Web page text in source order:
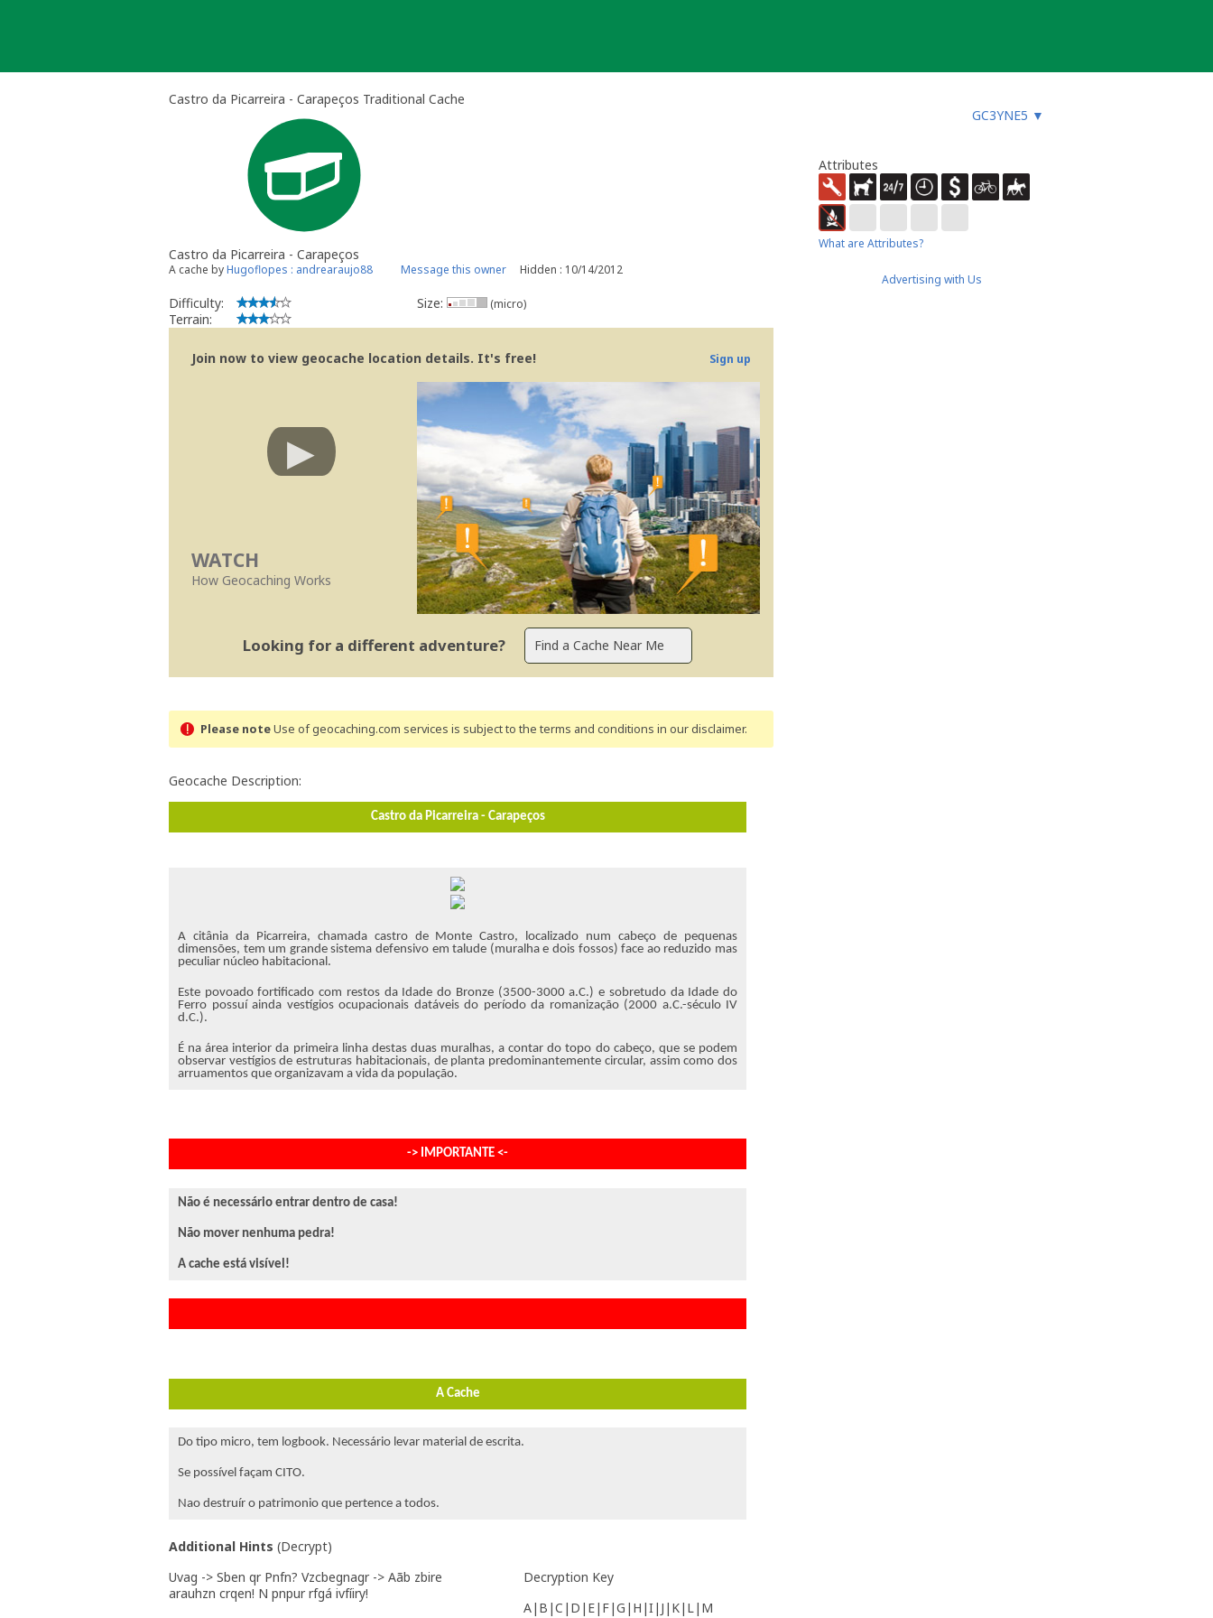
Castro da Picarreira - Carapeços Traditional Cache
GC3YNE5 ▼
Castro da Picarreira - Carapeços
A cache byHugoflopes : andrearaujo88 Message this owner Hidden : 10/14/2012
Difficulty:
Terrain:
Size: (micro)
Join now to view geocache location details. It's free! Sign up
WATCH
How Geocaching Works
Looking for a different adventure?
Please noteUse of geocaching.com services is subject to the terms and conditions in our disclaimer.
Geocache Description:
Castro da Picarreira - Carapeços
A citânia da Picarreira, chamada castro de Monte Castro, localizado num cabeço de pequenas
dimensões, tem um grande sistema defensivo em talude (muralha e dois fossos) face ao reduzido mas
peculiar núcleo habitacional.
Este povoado fortificado com restos da Idade do Bronze (3500-3000 a.C.) e sobretudo da Idade do
Ferro possuí ainda vestígios ocupacionais datáveis do período da romanização (2000 a.C.-século IV
d.C.).
É na área interior da primeira linha destas duas muralhas, a contar do topo do cabeço, que se podem
observar vestígios de estruturas habitacionais, de planta predominantemente circular, assim como dos
arruamentos que organizavam a vida da população.
-> IMPORTANTE <-
Não é necessário entrar dentro de casa!
Não mover nenhuma pedra!
A cache está visível!
A Cache
Do tipo micro, tem logbook. Necessário levar material de escrita.
Se possível façam CITO.
Nao destruír o patrimonio que pertence a todos.
Additional Hints (Decrypt)
Uvag -> Sben qr Pnfn? Vzcbegnagr -> Aãb zbire
arauhzn crqen! N pnpur rfgá ivfíiry!
Decryption Key
A|B|C|D|E|F|G|H|I|J|K|L|M
Attributes
What are Attributes?
Advertising with Us